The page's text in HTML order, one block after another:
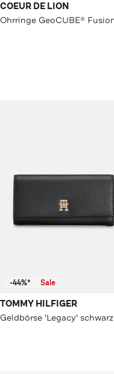
COEUR DE LION
-44%* Sale
TOMMY HILFIGER
Geldbörse 'Legacy' schwarz